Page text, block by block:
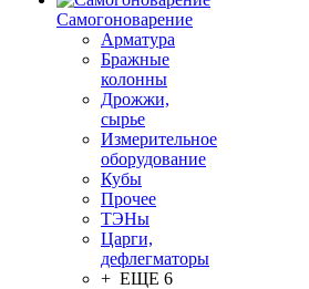
Самогоноварение
Арматура
Бражные
колонны
Дрожжи,
сырье
Измерительное
оборудование
Кубы
Прочее
ТЭНы
Царги,
дефлегматоры
+ ЕЩЕ 6